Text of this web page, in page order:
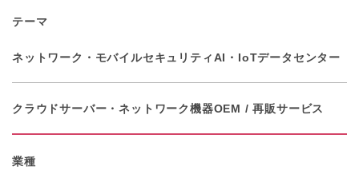
テーマ
ネットワーク・モバイルセキュリティAI・IoTデータセンター
クラウドサーバー・ネットワーク機器OEM / 再販サービス
業種